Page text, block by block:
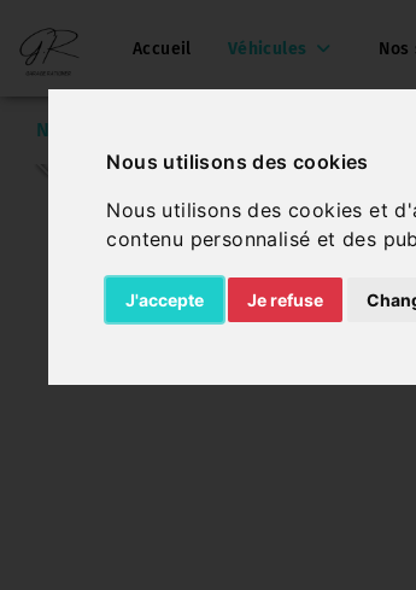
Nous utilisons des cookies
Nous utilisons des cookies et
contenu personnalisé et des
J'accepte Je refuse
Accueil Véhicules Nos
Nos véhicules